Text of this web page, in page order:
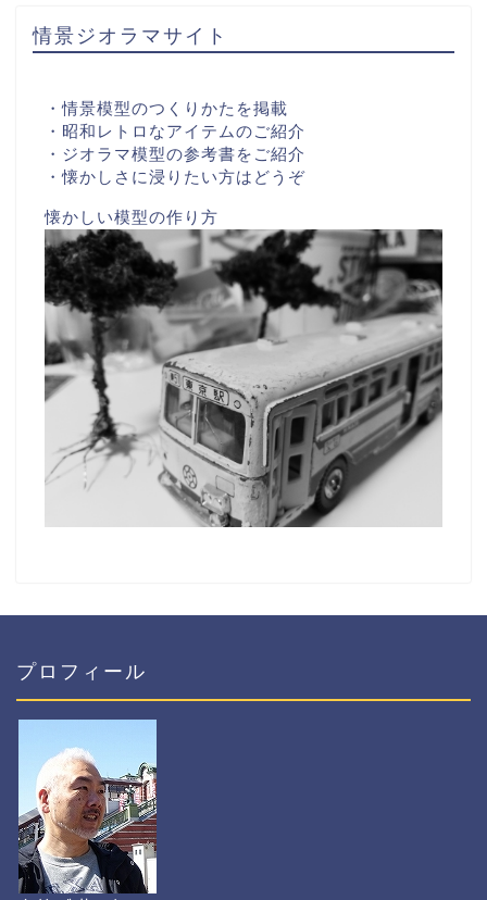
情景ジオラマサイト
・情景模型のつくりかたを掲載
・昭和レトロなアイテムのご紹介
・ジオラマ模型の参考書をご紹介
・懐かしさに浸りたい方はどうぞ
懐かしい模型の作り方
プロフィール